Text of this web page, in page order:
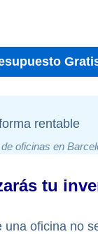
oficinas en
tu
una oficina no